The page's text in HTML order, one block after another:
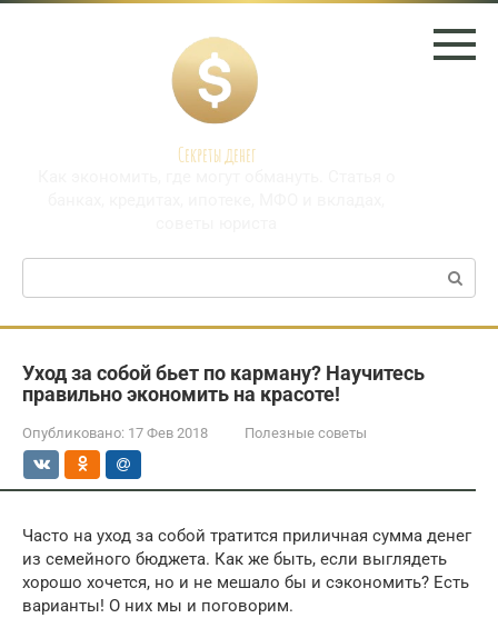
Перейти
Секреты денег
Поиск:
Уход за собой бьет по карману? Научитесь
правильно экономить на красоте!
Опубликовано: 17 Фев 2018 Полезные советы
Часто на уход за собой тратится приличная сумма денег
из семейного бюджета. Как же быть, если выглядеть
хорошо хочется, но и не мешало бы и сэкономить? Есть
варианты! О них мы и поговорим.